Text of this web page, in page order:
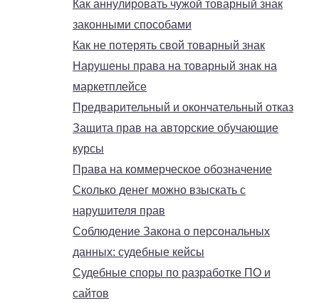
Как аннулировать чужой товарный знак
законными способами
Как не потерять свой товарный знак
Нарушены права на товарный знак на
маркетплейсе
Предварительный и окончательный отказ
Защита прав на авторские обучающие
курсы
Права на коммерческое обозначение
Сколько денег можно взыскать с
нарушителя прав
Соблюдение Закона о персональных
данных: судебные кейсы
Судебные споры по разработке ПО и
сайтов